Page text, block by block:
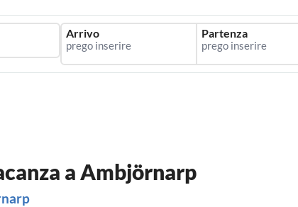
Arrivo Partenza
a Ambjörnarp